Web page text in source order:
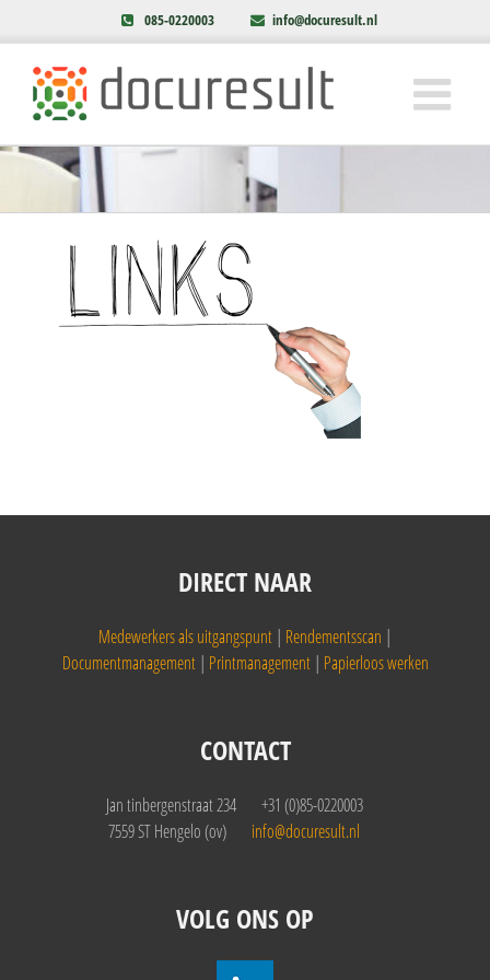
085-0220003 info@docuresult.nl
DIRECT NAAR
Medewerkers als uitgangspunt | Rendementsscan |
Documentmanagement| Printmanagement| Papierloos werken
CONTACT
Jan tinbergenstraat 234
+31 (0)85-0220003
7559 ST Hengelo (ov)
info@docuresult.nl
VOLG ONS OP